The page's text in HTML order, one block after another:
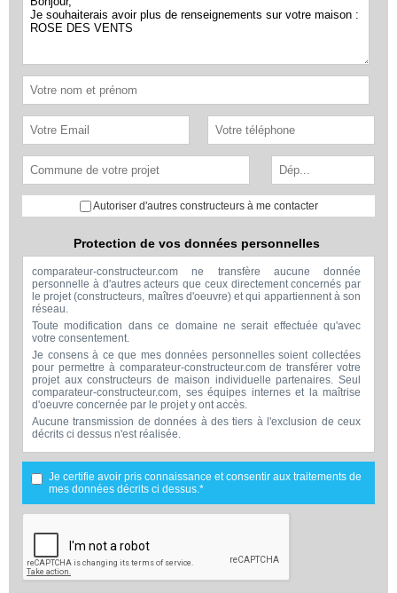
Autoriser d'autres constructeurs à me contacter
Protection de vos données personnelles
comparateur-constructeur.com ne transfère aucune donnée
personnelle à d'autres acteurs que ceux directement concernés par
le projet (constructeurs, maîtres d'oeuvre) et qui appartiennent à son
réseau.
Toute modification dans ce domaine ne serait effectuée qu'avec
votre consentement.
Je consens à ce que mes données personnelles soient collectées
pour permettre à comparateur-constructeur.com de transférer votre
projet aux constructeurs de maison individuelle partenaires. Seul
comparateur-constructeur.com, ses équipes internes et la maîtrise
d'oeuvre concernée par le projet y ont accès.
Aucune transmission de données à des tiers à l'exclusion de ceux
décrits ci dessus n'est réalisée.
Mes données téléphoniques seront uniquement utilisées par
comparateur-constructeur.com et la maîtrise d'ouvrage concernée
par votre projet dans le cadre de la qualification et du suivi de mon
projet.
Les données sont conservées pendant une durée de 18 mois
courant à partir des derniers contacts effectifs entre comparateur-
constructeur.com et vous ou comparateur-constructeur.com et un
membre de la maîtrise d'oeuvre en rapport avec ce projet et qui
serait en relation avec comparateur-constructeur sur ce projet.
Conformément à la loi « informatique et libertés », vous pouvez
Je certifie avoir pris connaissance et consentir aux traitements de
mes données décrits ci dessus.*